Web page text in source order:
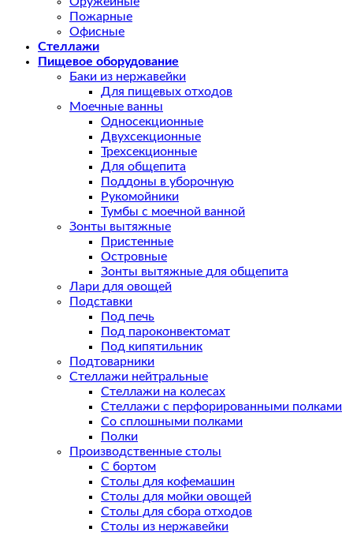
Пожарные
Офисные
Стеллажи
Пищевое оборудование
Баки из нержавейки
Для пищевых отходов
Моечные ванны
Односекционные
Двухсекционные
Трехсекционные
Для общепита
Поддоны в уборочную
Рукомойники
Тумбы с моечной ванной
Зонты вытяжные
Пристенные
Островные
Зонты вытяжные для общепита
Лари для овощей
Подставки
Под печь
Под пароконвектомат
Под кипятильник
Подтоварники
Стеллажи нейтральные
Стеллажи на колесах
Стеллажи с перфорированными полками
Со сплошными полками
Полки
Производственные столы
С бортом
Столы для кофемашин
Столы для мойки овощей
Столы для сбора отходов
Столы из нержавейки